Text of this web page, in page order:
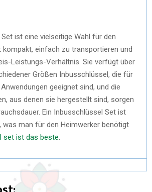
ist eine vielseitige Wahl für den
kompakt, einfach zu transportieren und
Leistungs-Verhältnis. Sie verfügt über
Größen Inbusschlüssel, die für
geeignet sind, und die
aus denen sie hergestellt sind, sorgen
Ein Inbusschlüssel Set ist
was man für den Heimwerker benötigt
set ist das beste